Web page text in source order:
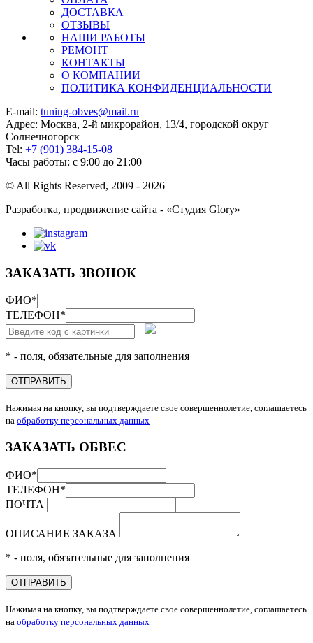
ДОСТАВКА
ОТЗЫВЫ
НАШИ РАБОТЫ
РЕМОНТ
КОНТАКТЫ
О КОМПАНИИ
ПОЛИТИКА КОНФИДЕНЦИАЛЬНОСТИ
E-mail: tuning-obves@mail.ru
Адрес: Москва, 2-й микрорайон, 13/4, городской округ
Солнечногорск
Tel: +7 (901) 384-15-08
Часы работы: с 9:00 до 21:00
© All Rights Reserved, 2009 - 2026
Разработка, продвижение сайта - «Студия Glory»
ЗАКАЗАТЬ ЗВОНОК
ФИО*
ТЕЛЕФОН*
* - поля, обязательные для заполнения
ОТПРАВИТЬ
Нажимая на кнопку, вы подтверждаете свое совершеннолетие, соглашаетесь
на обработку персональных данных
ЗАКАЗАТЬ ОБВЕС
ФИО*
ТЕЛЕФОН*
ПОЧТА
ОПИСАНИЕ ЗАКАЗА
* - поля, обязательные для заполнения
ОТПРАВИТЬ
Нажимая на кнопку, вы подтверждаете свое совершеннолетие, соглашаетесь
на обработку персональных данных